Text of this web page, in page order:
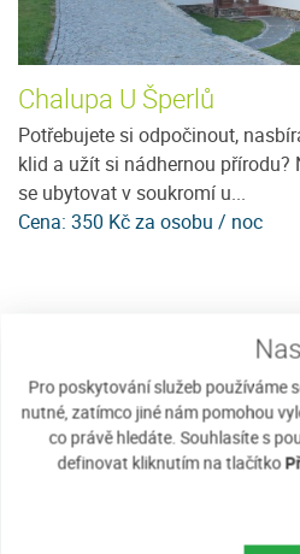
Pro poskytování služeb používáme
nutné, zatímco jiné nám pomohou
co právě hledáte. Souhlasíte s
definovat kliknutím na tlačítko
Chalupa U Šperlů
Potřebujete si odpočinout,
klid a užít si nádhernou přírodu?
se ubytovat v soukromí u...
Cena: 350 Kč za osobu / noc